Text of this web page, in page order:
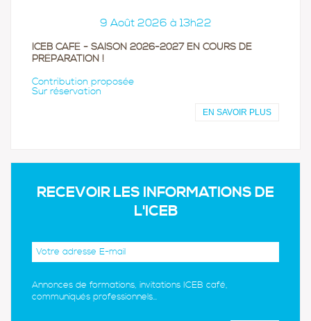
9 Août 2026 à 13h22
ICEB CAFÉ - SAISON 2026-2027 EN COURS DE
PRÉPARATION !
Contribution proposée
Sur réservation
EN SAVOIR PLUS
RECEVOIR LES INFORMATIONS DE
L'ICEB
Annonces de formations, invitations ICEB café,
communiqués professionnels...